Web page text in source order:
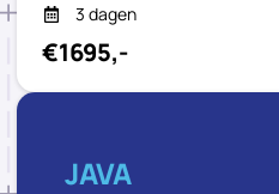
3 dagen
€1695,-
JAVA